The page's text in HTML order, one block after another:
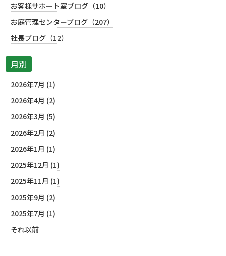
お客様サポート室ブログ（10）
お庭管理センターブログ（207）
社長ブログ（12）
月別
2026年7月 (1)
2026年4月 (2)
2026年3月 (5)
2026年2月 (2)
2026年1月 (1)
2025年12月 (1)
2025年11月 (1)
2025年9月 (2)
2025年7月 (1)
それ以前